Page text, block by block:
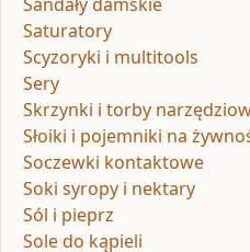
Saturatory
Scyzoryki i multitools
Sery
Skrzynki i torby
Słoiki i pojemniki na
Soczewki kontaktowe
Soki syropy i nektary
Sól i pieprz
Sole do kąpieli